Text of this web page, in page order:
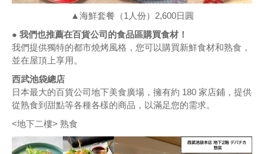
▲海鮮套餐（1人份）2,600日圓
● 我們也推薦在百貨公司的食品區購買食材！
我們提供獨特的都市燒烤風格，您可以購買新鮮食材和熟食，
並在屋頂上享用。
西武池袋總店
日本最大的百貨公司地下美食廣場，擁有約 180 家店鋪，提供
從熟食到甜點等各種各樣的商品，以滿足您的需求。
<地下二樓> 熟食